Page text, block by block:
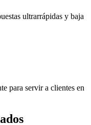
ultrarrápidas y baja
para servir a clientes en